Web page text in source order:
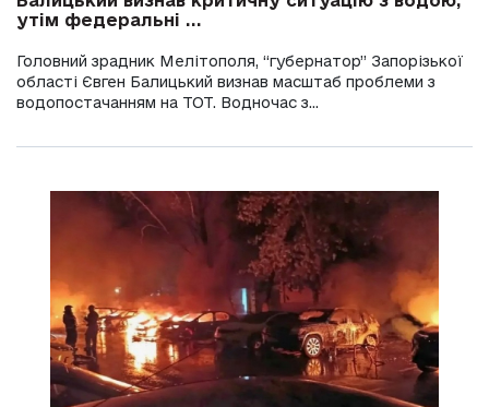
утім федеральні ...
Головний зрадник Мелітополя, “губернатор” Запорізької
області Євген Балицький визнав масштаб проблеми з
водопостачанням на ТОТ. Водночас з...